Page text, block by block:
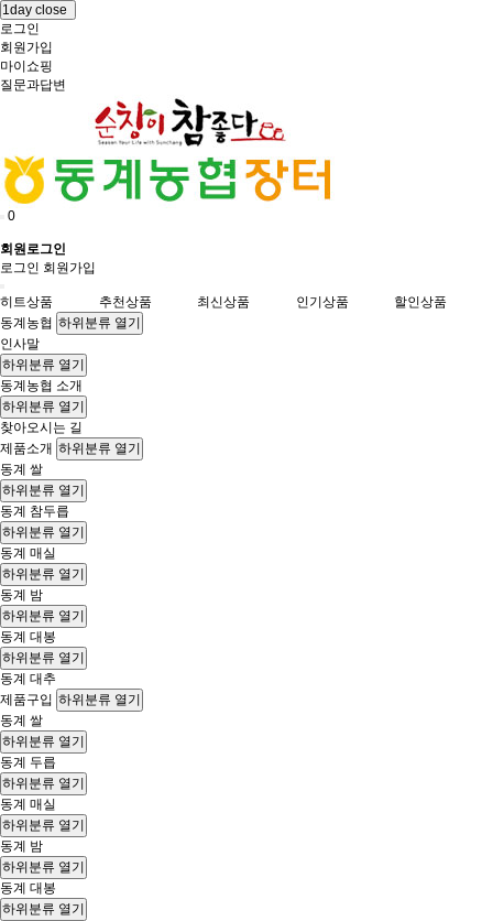
1day close
로그인
회원가입
마이쇼핑
질문과답변
0
회원로그인
로그인 회원가입
히트상품 추천상품 최신상품 인기상품
할인상품
동계농협 하위분류 열기
인사말
하위분류 열기
동계농협 소개
하위분류 열기
찾아오시는 길
제품소개 하위분류 열기
동계 쌀
하위분류 열기
동계 참두릅
하위분류 열기
동계 매실
하위분류 열기
동계 밤
하위분류 열기
동계 대봉
하위분류 열기
동계 대추
제품구입 하위분류 열기
동계 쌀
하위분류 열기
동계 두릅
하위분류 열기
동계 매실
하위분류 열기
동계 밤
하위분류 열기
동계 대봉
하위분류 열기